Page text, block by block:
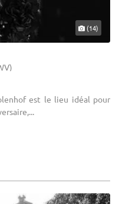
(14)
est le lieu idéal pour